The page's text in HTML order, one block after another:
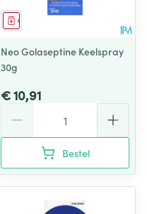
Geneesmiddel
Neo Golaseptine Keelspray
30g
€ 10,91
Bestel